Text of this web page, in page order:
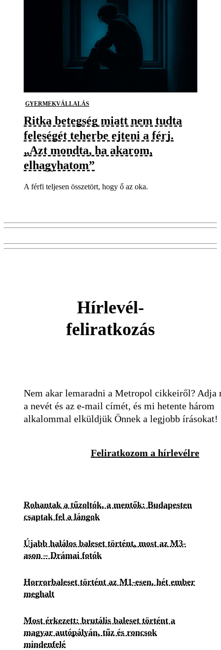
GYERMEKVÁLLALÁS
Ritka betegség miatt nem tudta
feleségét teherbe ejteni a férj.
„Azt mondta, ha akarom,
elhagyhatom”
A férfi teljesen összetört, hogy ő az oka.
Hírlevél-
feliratkozás
Nem akar lemaradni a Metropol cikkeiről? Adja
a nevét és az e-mail címét, és mi hetente három
alkalommal elküldjük Önnek a legjobb írásokat!
Feliratkozom a hírlevélre
Rohantak a tűzoltók, a mentők: Budapesten
csaptak fel a lángok
Újabb halálos baleset történt, most az M3-
ason – Drámai fotók
Horrorbaleset történt az M1-esen, hét ember
meghalt
Most érkezett: brutális baleset történt a
magyar autópályán, tűz és roncsok
mindenfelé